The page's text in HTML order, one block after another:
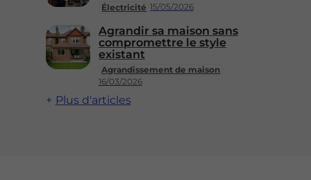
Électricité 15/05/2026
Agrandissement de maison
16/03/2026
Agrandir sa maison sans
compromettre le style
existant
Plus d'articles